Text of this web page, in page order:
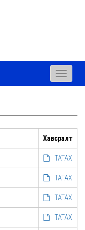
Toggle
Хавсралт
ТАТАХ
ТАТАХ
ТАТАХ
ТАТАХ